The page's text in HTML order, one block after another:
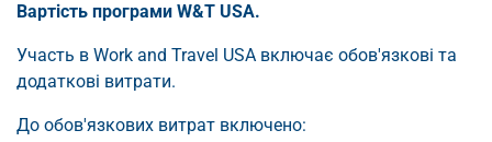
Вартість програми W&T USA.
Участь в Work and Travel USA включає обов'язкові та
додаткові витрати.
До обов'язкових витрат включено: